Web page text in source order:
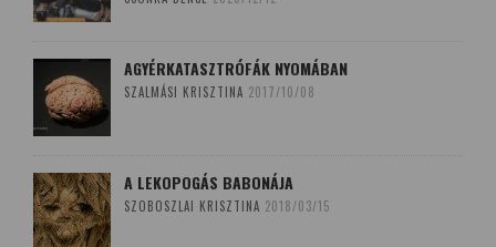
AGYÉRKATASZTRÓFÁK NYOMÁBAN
SZALMÁSI KRISZTINA 2017/10/08
A LEKOPOGÁS BABONÁJA
SZOBOSZLAI KRISZTINA 2018/03/15